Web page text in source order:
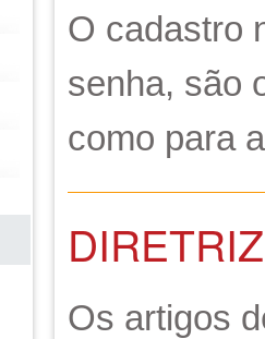
O cadastro
senha, são
como para
Os artigos